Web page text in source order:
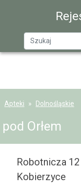
Apteki Dolnośląskie
pod Orłem
Robotnicza 12
Kobierzyce